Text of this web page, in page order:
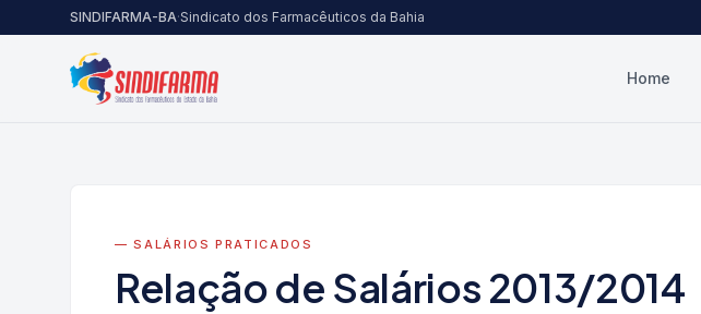
Pular para o conteúdo
SINDIFARMA-BA·Sindicato dos Farmacêuticos da Bahia
Home
— SALÁRIOS PRATICADOS
Relação de Salários 2013/2014